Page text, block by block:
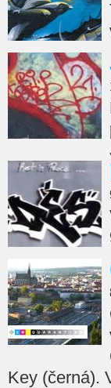
Key (černá).